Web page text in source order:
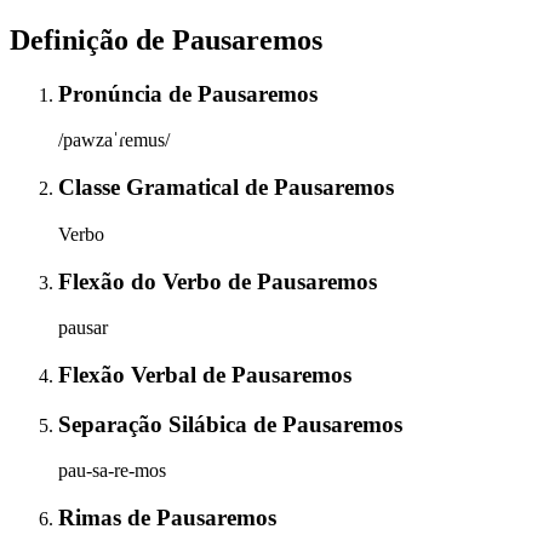
Definição de Pausaremos
Pronúncia de Pausaremos
/pawzaˈɾemus/
Classe Gramatical de Pausaremos
Verbo
Flexão do Verbo de Pausaremos
pausar
Flexão Verbal de Pausaremos
Separação Silábica de Pausaremos
pau-sa-re-mos
Rimas de Pausaremos